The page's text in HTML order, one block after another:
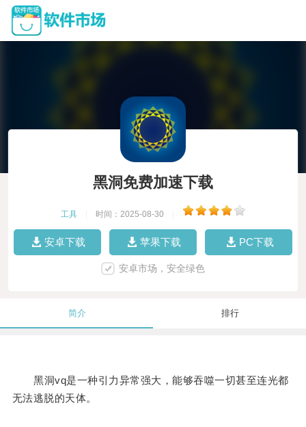
黑洞免费加速下载
工具 时间：2025-08-30
安卓下载 苹果下载 PC下载
安卓市场，安全绿色
简介 排行
黑洞vq是一种引力异常强大，能够吞噬一切甚至连光都
无法逃脱的天体。